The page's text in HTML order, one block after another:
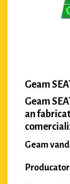
Geam
Geam
an
Geam
Producator